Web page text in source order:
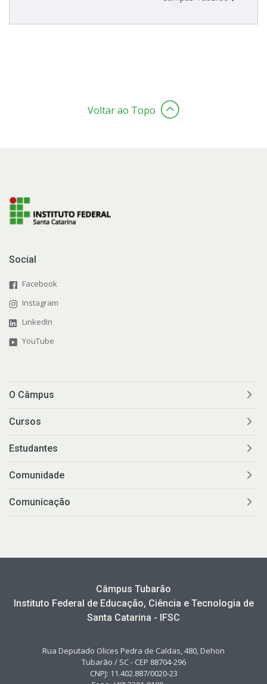
Voltar ao Topo
Social
Facebook
Instagram
LinkedIn
YouTube
O Câmpus
Cursos
Estudantes
Comunidade
Comunicação
Câmpus Tubarão
Instituto Federal de Educação, Ciência e Tecnologia de
Santa Catarina - IFSC
Rua Deputado Olices Pedra de Caldas, 480, Dehon
Tubarão / SC - CEP 88704-296
CNPJ: 11.402.887/0020-23